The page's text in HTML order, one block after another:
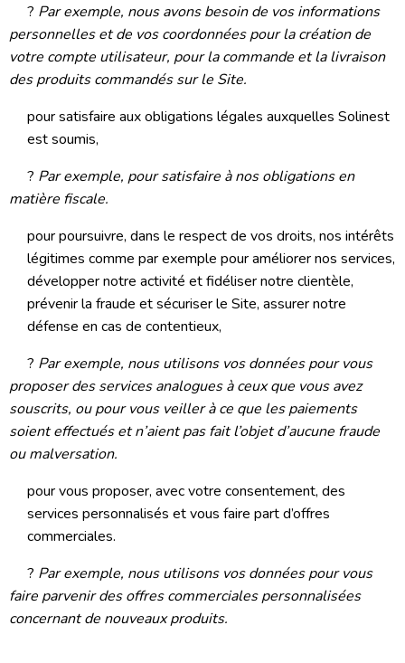
? Par exemple, nous avons besoin de vos informations
personnelles et de vos coordonnées pour la création de
votre compte utilisateur, pour la commande et la livraison
des produits commandés sur le Site.
pour satisfaire aux obligations légales auxquelles Solinest
est soumis,
? Par exemple, pour satisfaire à nos obligations en
matière fiscale.
pour poursuivre, dans le respect de vos droits, nos intérêts
légitimes comme par exemple pour améliorer nos services,
développer notre activité et fidéliser notre clientèle,
prévenir la fraude et sécuriser le Site, assurer notre
défense en cas de contentieux,
? Par exemple, nous utilisons vos données pour vous
proposer des services analogues à ceux que vous avez
souscrits, ou pour vous veiller à ce que les paiements
soient effectués et n’aient pas fait l’objet d’aucune fraude
ou malversation.
pour vous proposer, avec votre consentement, des
services personnalisés et vous faire part d’offres
commerciales.
? Par exemple, nous utilisons vos données pour vous
faire parvenir des offres commerciales personnalisées
concernant de nouveaux produits.